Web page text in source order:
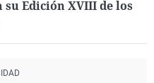
Edición XVIII de los